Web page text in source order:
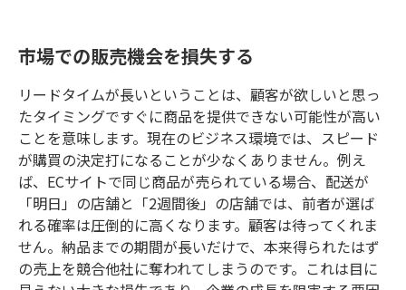
市場での販売機会を損失する
リードタイムが長いということは、顧客が欲しいと思っ
たタイミングですぐに商品を提供できない可能性が高い
ことを意味します。現在のビジネス環境では、スピード
が購買の決定打になることが少なくありません。例え
ば、ECサイトで同じ商品が売られている場合、配送が
「明日」の店舗と「2週間後」の店舗では、前者が選ば
れる確率は圧倒的に高くなります。顧客は待ってくれま
せん。納品までの期間が長いだけで、本来得られたはず
の売上を競合他社に奪われてしまうのです。これは目に